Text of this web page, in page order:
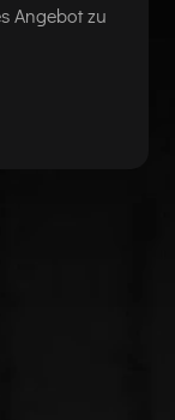
Angebot zu